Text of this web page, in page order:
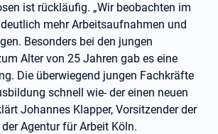
ist rückläufig. „Wir beobachten im
mehr Arbeitsaufnahmen und
Besonders bei den jungen
Alter von 25 Jahren gab es eine
Die überwiegend jungen Fachkräfte
schnell wie- der einen neuen
Johannes Klapper, Vorsitzender der
Agentur für Arbeit Köln.